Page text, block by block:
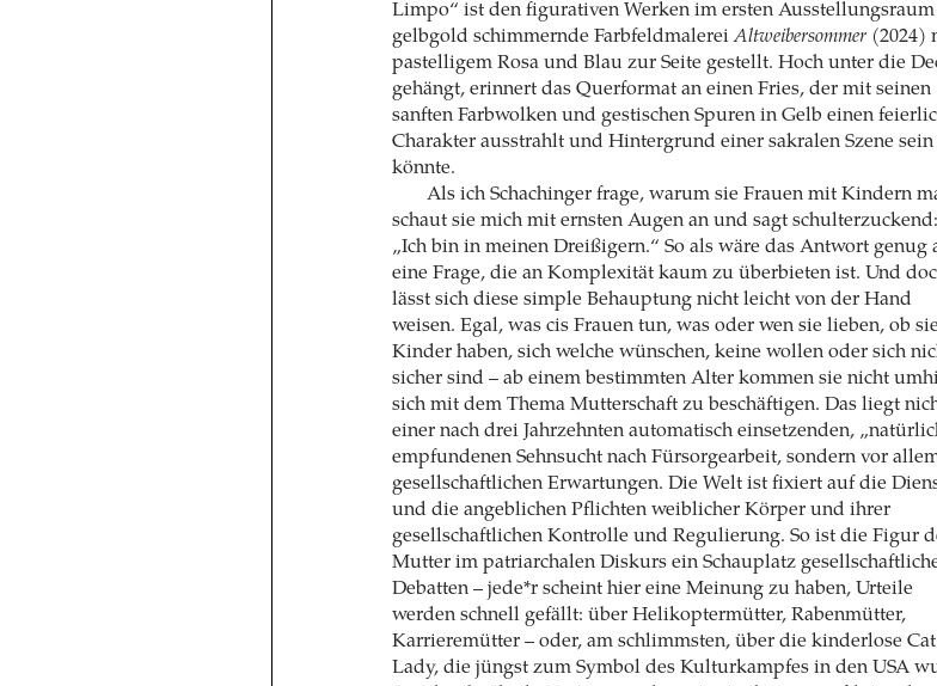
Limpo“ ist den figurativen Werken im ersten
gelbgold schimmernde FarbfeldmalereiAltweibersommer(2024)
pastelligem Rosa und Blau zur Seite gestellt. Hoch unter die
gehängt, erinnert das Querformat an einen Fries, der mit seinen
sanften Farbwolken und gestischen Spuren in Gelb einen
Charakter ausstrahlt und Hintergrund einer sakralen Szene sein
könnte.
Als ich Schachinger frage, warum sie Frauen mit Kindern
schaut sie mich mit ernsten Augen an und sagt schulterzuckend:
„Ich bin in meinen Dreißigern.“ So als wäre das Antwort genug
eine Frage, die an Komplexität kaum zu überbieten ist. Und
lässt sich diese simple Behauptung nicht leicht von der Hand
weisen. Egal, was cis Frauen tun, was oder wen sie lieben, ob
Kinder haben, sich welche wünschen, keine wollen oder sich
sicher sind – ab einem bestimmten Alter kommen sie nicht
sich mit dem Thema Mutterschaft zu beschäftigen. Das liegt
einer nach drei Jahrzehnten automatisch einsetzenden,
empfundenen Sehnsucht nach Fürsorgearbeit, sondern vor
gesellschaftlichen Erwartungen. Die Welt ist fixiert auf die
und die angeblichen Pflichten weiblicher Körper und ihrer
gesellschaftlichen Kontrolle und Regulierung. So ist die Figur
Mutter im patriarchalen Diskurs ein Schauplatz
Debatten – jede*r scheint hier eine Meinung zu haben, Urteile
werden schnell gefällt: über Helikoptermütter, Rabenmütter,
Karrieremütter – oder, am schlimmsten, über die kinderlose Cat
Lady, die jüngst zum Symbol des Kulturkampfes in den USA